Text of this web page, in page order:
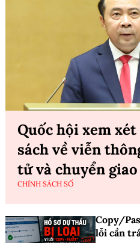
Quốc hội xem
sách về viễn
tử và chuyển
CHÍNH SÁCH SỐ
Copy/
lỗi cần